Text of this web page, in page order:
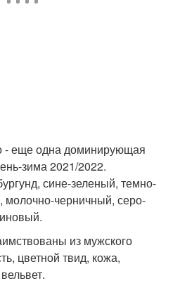
- еще одна доминирующая
зима 2021/2022.
сине-зеленый, темно-
молочно-черничный, серо-
из мужского
цветной твид, кожа,